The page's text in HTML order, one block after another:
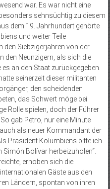
war. Es war nicht eine
sehnsüchtig zu diesem
dem 19. Jahrhundert gehörte
und weiter Teile
den Siebzigerjahren von der
den Neunzigern, als sich die
an den Staat zurückgegeben.
seinerzeit dieser militanten
den scheidenden
das Schwert möge bei
Rolle spielen, doch der Führer
gab Petro, nur eine Minute
als neuer Kommandant der
Präsident Kolumbiens bitte ich
Bolívar herbeizuholen“.
erhoben sich die
Gäste aus den
Ländern, spontan von ihren